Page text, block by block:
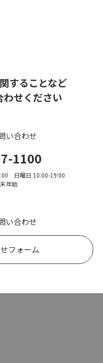
することなど
わせください
い合わせ
1100
日曜日 10:00-19:00
年始
い合わせ
フォーム